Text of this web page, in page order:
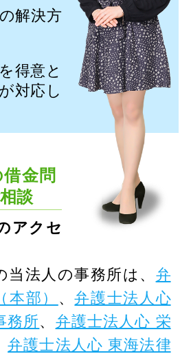
解決方
得意と
対応し
金問
談
アクセ
当法人の事務所は、 弁
部） 、弁護士法人心
務所、 弁護士法人心 栄
弁護士法人心 東海法律